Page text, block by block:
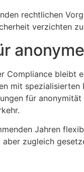
rechtlichen
verzichten zu
Compliance bleibt
mit
für
Jahren
zugleich